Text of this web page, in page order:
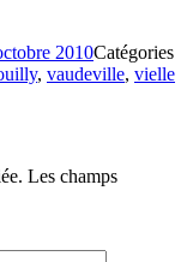
2010Catégories
, vaudeville, vielle
Les champs